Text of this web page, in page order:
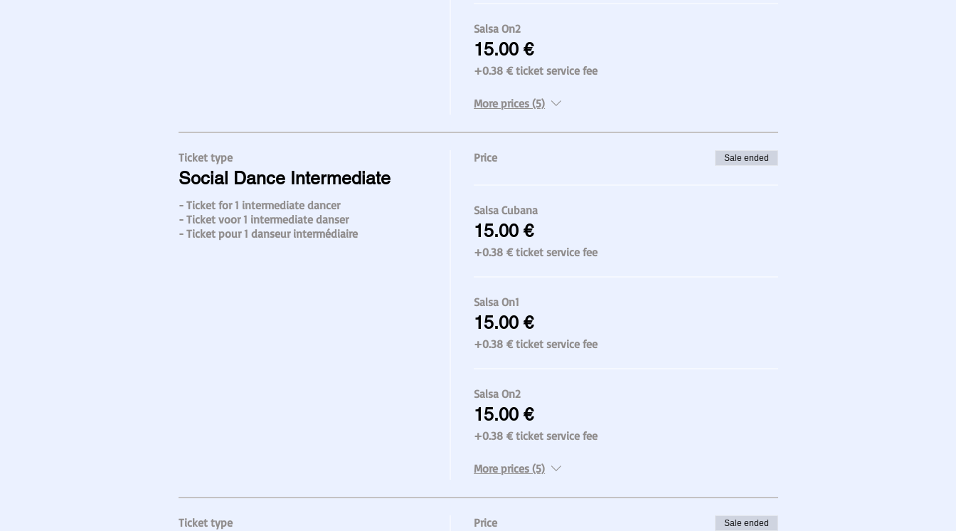
Salsa On2
15.00 €
+0.38 € ticket service fee
More prices (5)
Ticket type
Social Dance Intermediate
- Ticket for 1 intermediate dancer
- Ticket voor 1 intermediate danser
- Ticket pour 1 danseur intermédiaire
Price Sale ended
Salsa Cubana
15.00 €
+0.38 € ticket service fee
Salsa On1
15.00 €
+0.38 € ticket service fee
Salsa On2
15.00 €
+0.38 € ticket service fee
More prices (5)
Ticket type Price Sale ended